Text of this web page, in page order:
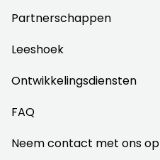
Partnerschappen
Leeshoek
Ontwikkelingsdiensten
FAQ
Neem contact met ons op